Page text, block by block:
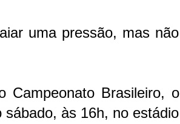
uma pressão, mas não
Campeonato Brasileiro, o
às 16h, no estádio